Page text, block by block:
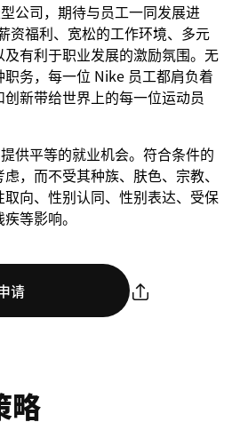
公司，期待与员工一同发展进
资福利、宽松的工作环境、多元
有利于职业发展的激励氛围。无
务，每一位 Nike 员工都肩负着
新带给世界上的每一位运动员
供平等的就业机会。符合条件的
，而不受其种族、肤色、宗教、
向、性别认同、性别表达、受保
等影响。
请
略